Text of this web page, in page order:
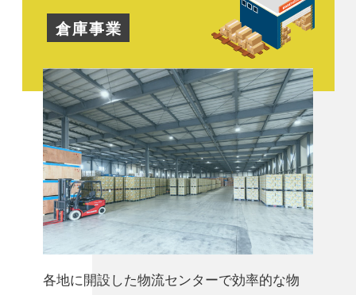
倉庫事業
各地に開設した物流センターで効率的な物